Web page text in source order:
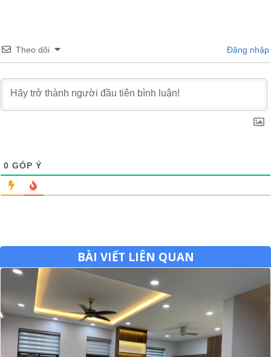
Theo dõi Đăng nhập
0 GÓP Ý
BÀI VIẾT LIÊN QUAN